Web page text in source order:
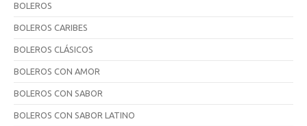
BOLEROS
BOLEROS CARIBES
BOLEROS CLÁSICOS
BOLEROS CON AMOR
BOLEROS CON SABOR
BOLEROS CON SABOR LATINO